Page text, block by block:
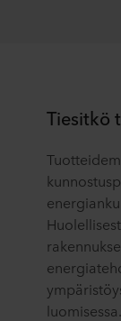
Tiesitkö
luomisessa.